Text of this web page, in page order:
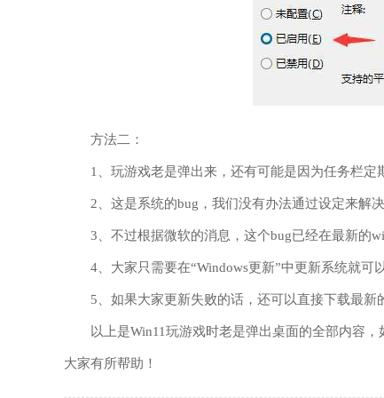
方法二：
1、玩游戏老是弹出来，还有可能是因为任务栏定
2、这是系统的bug，我们没有办法通过设定来解决
3、不过根据微软的消息，这个bug已经在最新的
4、大家只需要在“Windows更新”中更新系统就可以
5、如果大家更新失败的话，还可以直接下载最新
以上是Win11玩游戏时老是弹出桌面的全部内容，
大家有所帮助！